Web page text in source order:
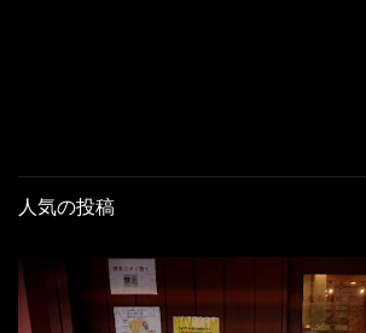
人気の投稿